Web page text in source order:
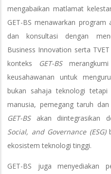
mengabaikan matlamat
GET-BS menawarkan program
dan konsultasi dengan
Business Innovation serta
konteks
GET-BSmerangkumi
keusahawanan untuk
bukan sahaja teknologi
manusia, pemegang taruh
GET-BSakan diintegrasikan
Social, and Governance (ESG)
ekosistem teknologi tinggi.
GET-BS juga menyediakan